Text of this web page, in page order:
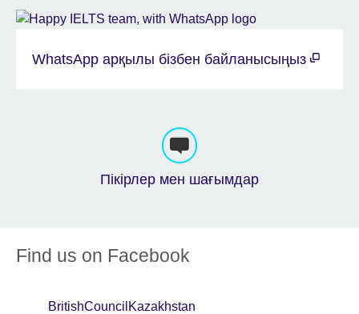
WhatsApp арқылы бізбен байланысыңыз
Пікірлер мен шағымдар
Find us on Facebook
BritishCouncilKazakhstan